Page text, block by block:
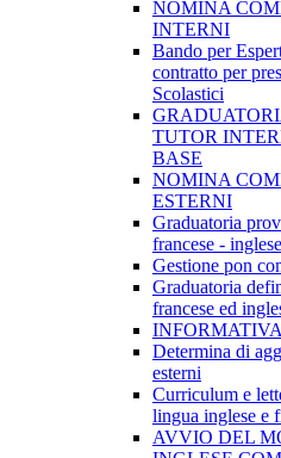
NOMINA
INTERNI
Bando per
contratto per
Scolastici
TUTOR
BASE
NOMINA
ESTERNI
Graduatoria
francese - inglese
Gestione pon
Graduatoria
francese ed
Determina di
esterni
Curriculum e
lingua inglese e
AVVIO DEL